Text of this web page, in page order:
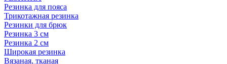
Резинка для пояса
Трикотажная резинка
Резинки для брюк
Резинка 3 см
Резинка 2 см
Широкая резинка
Вязаная, тканая